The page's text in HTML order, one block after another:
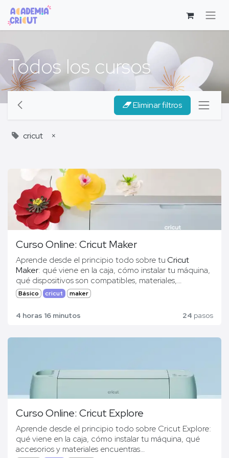
Todos los cursos
Eliminar filtros
cricut ×
Curso Online: Cricut Maker
Aprend​e desde el principio todo sobre tuCricut
Maker: qué viene en la caja, cómo instalar tu máquina,
qué dispositivos son compatibles, materiales,
accesorios… Con este curso, estarás
continuamente, sin quedarte desfasa@ y sin tener que
pagar de más por nuevos conocimientos.
Curso online impartido por Esther de
gratuita al comprar tu plotter de corte Cricut
Básico cricut maker
4 horas 16 minutos 24 pasos
Curso Online: Cricut Explore
Aprende desde el principio todo sobre Cricut Explore:
qué viene en la caja, cómo instalar tu máquina, qué
accesorios y materiales encuentras…